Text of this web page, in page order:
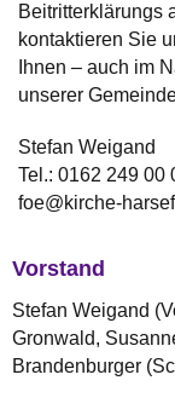
Beitritterklärungs
kontaktieren Sie
Ihnen – auch im
unserer
Stefan Weigand
Tel.: 0162 249 00
foe@kirche-
Vorstand
Stefan Weigand
Gronwald,
Brandenburger